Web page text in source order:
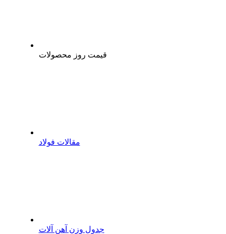
قیمت روز محصولات
مقالات فولاد
جدول وزن آهن آلات